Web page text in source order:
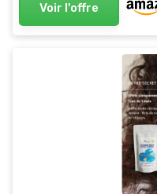
Voir l'offre